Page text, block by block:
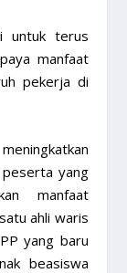
untuk terus
manfaat
pekerja di
yang
manfaat
ahli waris
yang baru
beasiswa